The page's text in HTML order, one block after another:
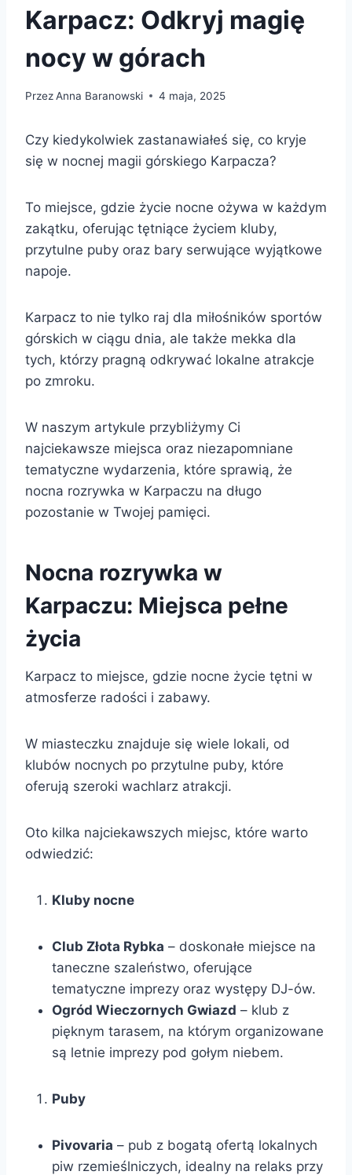
Karpacz: Odkryj magię
nocy w górach
PrzezAnna Baranowski 4 maja, 2025
Czy kiedykolwiek zastanawiałeś się, co kryje
się w nocnej magii górskiego Karpacza?
To miejsce, gdzie życie nocne ożywa w każdym
zakątku, oferując tętniące życiem kluby,
przytulne puby oraz bary serwujące wyjątkowe
napoje.
Karpacz to nie tylko raj dla miłośników sportów
górskich w ciągu dnia, ale także mekka dla
tych, którzy pragną odkrywać lokalne atrakcje
po zmroku.
W naszym artykule przybliżymy Ci
najciekawsze miejsca oraz niezapomniane
tematyczne wydarzenia, które sprawią, że
nocna rozrywka w Karpaczu na długo
pozostanie w Twojej pamięci.
Nocna rozrywka w
Karpaczu: Miejsca pełne
życia
Karpacz to miejsce, gdzie nocne życie tętni w
atmosferze radości i zabawy.
W miasteczku znajduje się wiele lokali, od
klubów nocnych po przytulne puby, które
oferują szeroki wachlarz atrakcji.
Oto kilka najciekawszych miejsc, które warto
odwiedzić:
Kluby nocne
Club Złota Rybka – doskonałe miejsce na
taneczne szaleństwo, oferujące
tematyczne imprezy oraz występy DJ-ów.
Ogród Wieczornych Gwiazd – klub z
pięknym tarasem, na którym organizowane
są letnie imprezy pod gołym niebem.
Puby
Pivovaria – pub z bogatą ofertą lokalnych
piw rzemieślniczych, idealny na relaks przy